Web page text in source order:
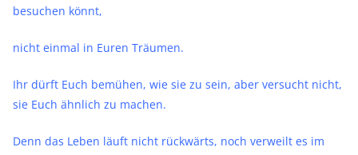
besuchen könnt,
nicht einmal in Euren Träumen.
Ihr dürft Euch bemühen, wie sie zu sein, aber versucht nicht,
sie Euch ähnlich zu machen.
Denn das Leben läuft nicht rückwärts, noch verweilt es im